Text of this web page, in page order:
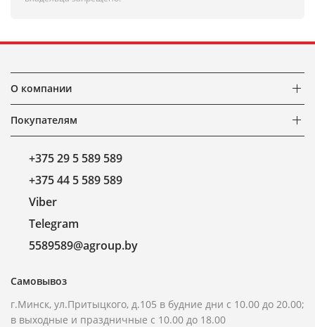
О компании
Покупателям
+375 29 5 589 589
+375 44 5 589 589
Viber
Telegram
5589589@agroup.by
Самовывоз
г.Минск, ул.Притыцкого, д.105 в будние дни с 10.00 до 20.00;
в выходные и праздничные с 10.00 до 18.00